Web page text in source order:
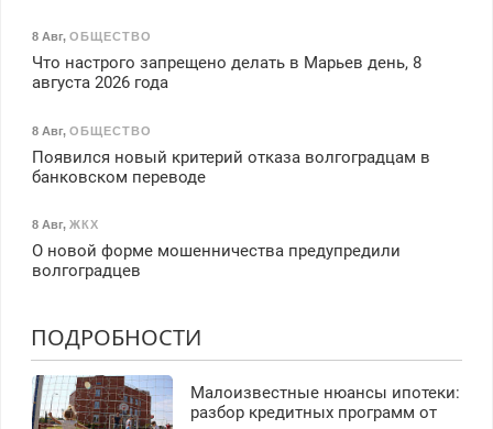
8 Авг, ОБЩЕСТВО
Что настрого запрещено делать в Марьев день, 8
августа 2026 года
8 Авг, ОБЩЕСТВО
Появился новый критерий отказа волгоградцам в
банковском переводе
8 Авг, ЖКХ
О новой форме мошенничества предупредили
волгоградцев
ПОДРОБНОСТИ
Малоизвестные нюансы ипотеки:
разбор кредитных программ от